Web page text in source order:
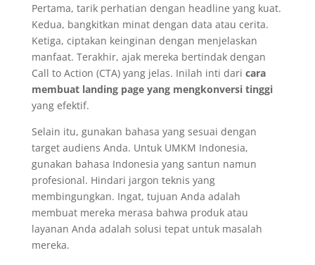
Pertama, tarik perhatian dengan headline yang kuat.
Kedua, bangkitkan minat dengan data atau cerita.
Ketiga, ciptakan keinginan dengan menjelaskan
manfaat. Terakhir, ajak mereka bertindak dengan
Call to Action (CTA) yang jelas. Inilah inti dari cara
membuat landing page yang mengkonversi tinggi
yang efektif.
Selain itu, gunakan bahasa yang sesuai dengan
target audiens Anda. Untuk UMKM Indonesia,
gunakan bahasa Indonesia yang santun namun
profesional. Hindari jargon teknis yang
membingungkan. Ingat, tujuan Anda adalah
membuat mereka merasa bahwa produk atau
layanan Anda adalah solusi tepat untuk masalah
mereka.